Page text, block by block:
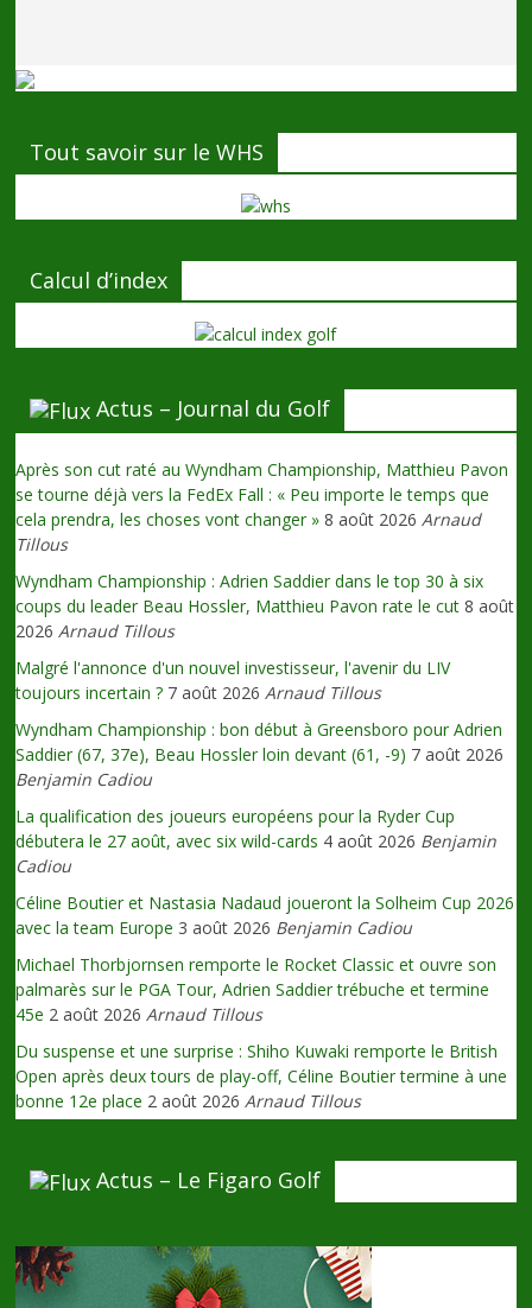
Tout savoir sur le WHS
Calcul d’index
Actus – Journal du Golf
Après son cut raté au Wyndham Championship, Matthieu Pavon
se tourne déjà vers la FedEx Fall : « Peu importe le temps que
cela prendra, les choses vont changer » 8 août 2026 Arnaud
Tillous
Wyndham Championship : Adrien Saddier dans le top 30 à six
coups du leader Beau Hossler, Matthieu Pavon rate le cut 8 août
2026 Arnaud Tillous
Malgré l'annonce d'un nouvel investisseur, l'avenir du LIV
toujours incertain ? 7 août 2026 Arnaud Tillous
Wyndham Championship : bon début à Greensboro pour Adrien
Saddier (67, 37e), Beau Hossler loin devant (61, -9) 7 août 2026
Benjamin Cadiou
La qualification des joueurs européens pour la Ryder Cup
débutera le 27 août, avec six wild-cards 4 août 2026 Benjamin
Cadiou
Céline Boutier et Nastasia Nadaud joueront la Solheim Cup 2026
avec la team Europe 3 août 2026 Benjamin Cadiou
Michael Thorbjornsen remporte le Rocket Classic et ouvre son
palmarès sur le PGA Tour, Adrien Saddier trébuche et termine
45e 2 août 2026 Arnaud Tillous
Du suspense et une surprise : Shiho Kuwaki remporte le British
Open après deux tours de play-off, Céline Boutier termine à une
bonne 12e place 2 août 2026 Arnaud Tillous
Actus – Le Figaro Golf